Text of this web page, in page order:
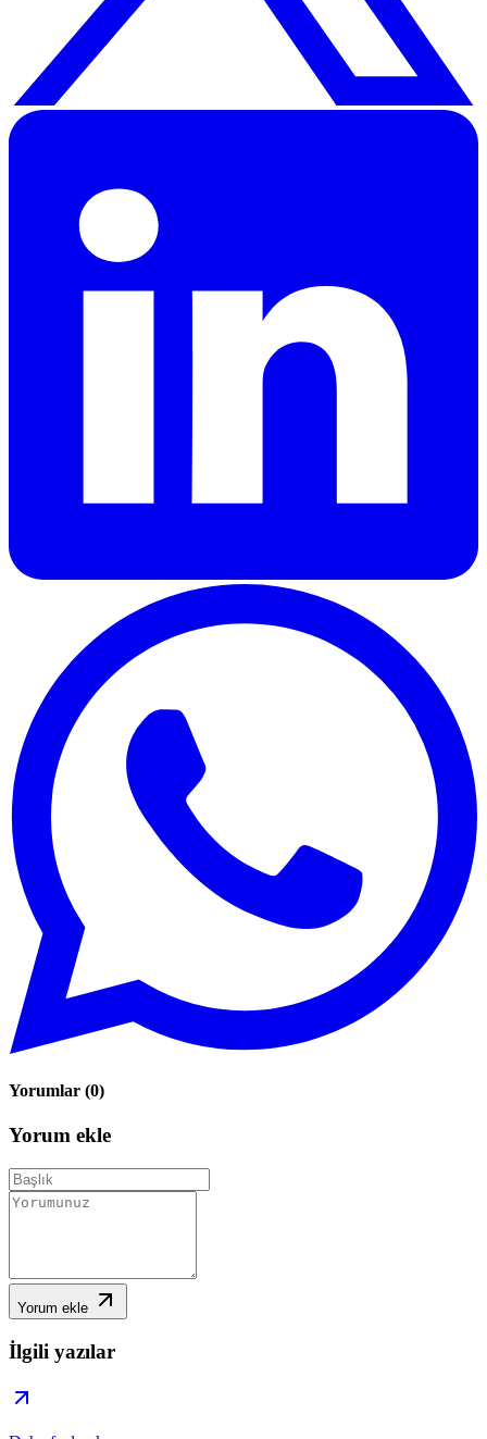
Yorumlar (0)
Yorum ekle
Yorum ekle
İlgili yazılar